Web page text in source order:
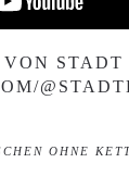
STADT
OHNE